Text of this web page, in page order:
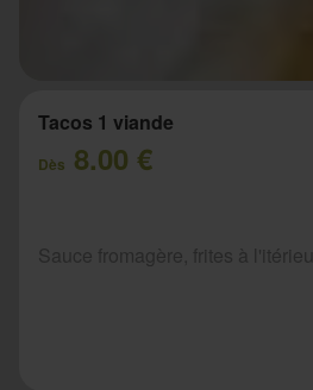
Tacos 1 viande
Dès 8.00 €